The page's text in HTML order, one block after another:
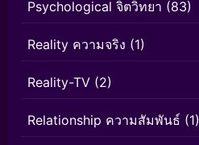
Psychological จิตวิทยา (83)
Reality ความจริง (1)
Reality-TV (2)
Relationship ความสัมพันธ์ (1)